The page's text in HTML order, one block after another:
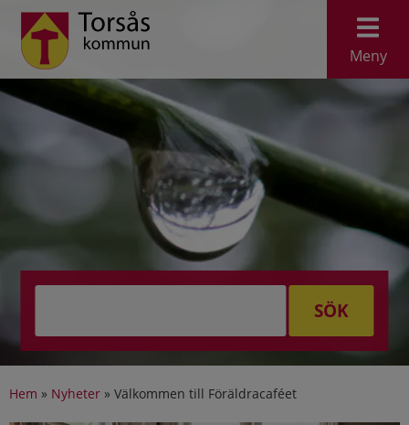
Meny
SÖK
Hem » Nyheter » Välkommen till Föräldracaféet